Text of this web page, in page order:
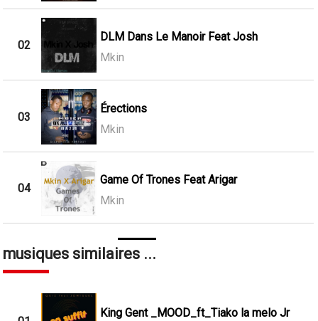
02
DLM Dans Le Manoir Feat Josh
Mkin
03
Érections
Mkin
04
Game Of Trones Feat Arigar
Mkin
musiques similaires ...
King Gent _MOOD_ft_Tiako la melo Jr